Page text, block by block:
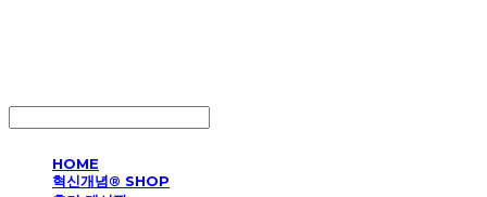
HOME
혁신개념® SHOP